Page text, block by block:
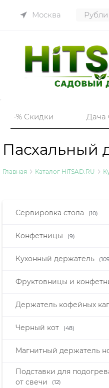
Москва
-% Скидки Дача
Пасхальный
Главная Каталог HiTSAD.RU
Сервировка стола (10)
Конфетницы (9)
Кухонный держатель
Фруктовницы и
Держатель кофейных
Черный кот (48)
Магнитный держатель
Подставки для
от свечи
(12)